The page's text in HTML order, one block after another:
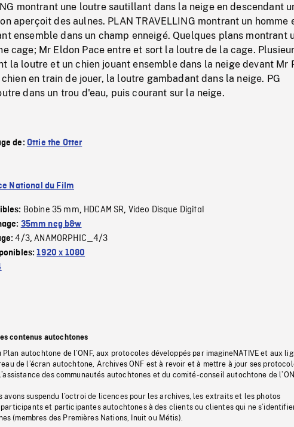
montrant une loutre sautillant dans la neige en descendant
aperçoit des aulnes. PLAN TRAVELLING montrant un homme
ensemble dans un champ enneigé. Quelques plans montrant
cage; Mr Eldon Pace entre et sort la loutre de la cage.
la loutre et un chien jouant ensemble dans la neige devant Mr
en train de jouer, la loutre gambadant dans la neige. PG
dans un trou d'eau, puis courant sur la neige.
de: Ottie the Otter
National du Film
Bobine 35 mm, HDCAM SR, Video Disque Digital
35mm neg b&w
4/3,ANAMORPHIC_4/3
1920 x 1080
contenus autochtones
autochtone de l’ONF, aux protocoles développés par imagineNATIVE et aux
de l’écran autochtone, Archives ONF est à revoir et à mettre à jour ses
des communautés autochtones et du comité-conseil autochtone de
avons suspendu l’octroi de licences pour les archives, les extraits et les photos
et participantes autochtones à des clients ou clientes qui ne
(membres des Premières Nations, Inuit ou Métis).